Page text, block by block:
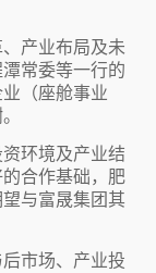
产业布局及未
常委等一行的
（座舱事业
环境及产业结
合作基础，肥
与富晟集团其
市场、产业投